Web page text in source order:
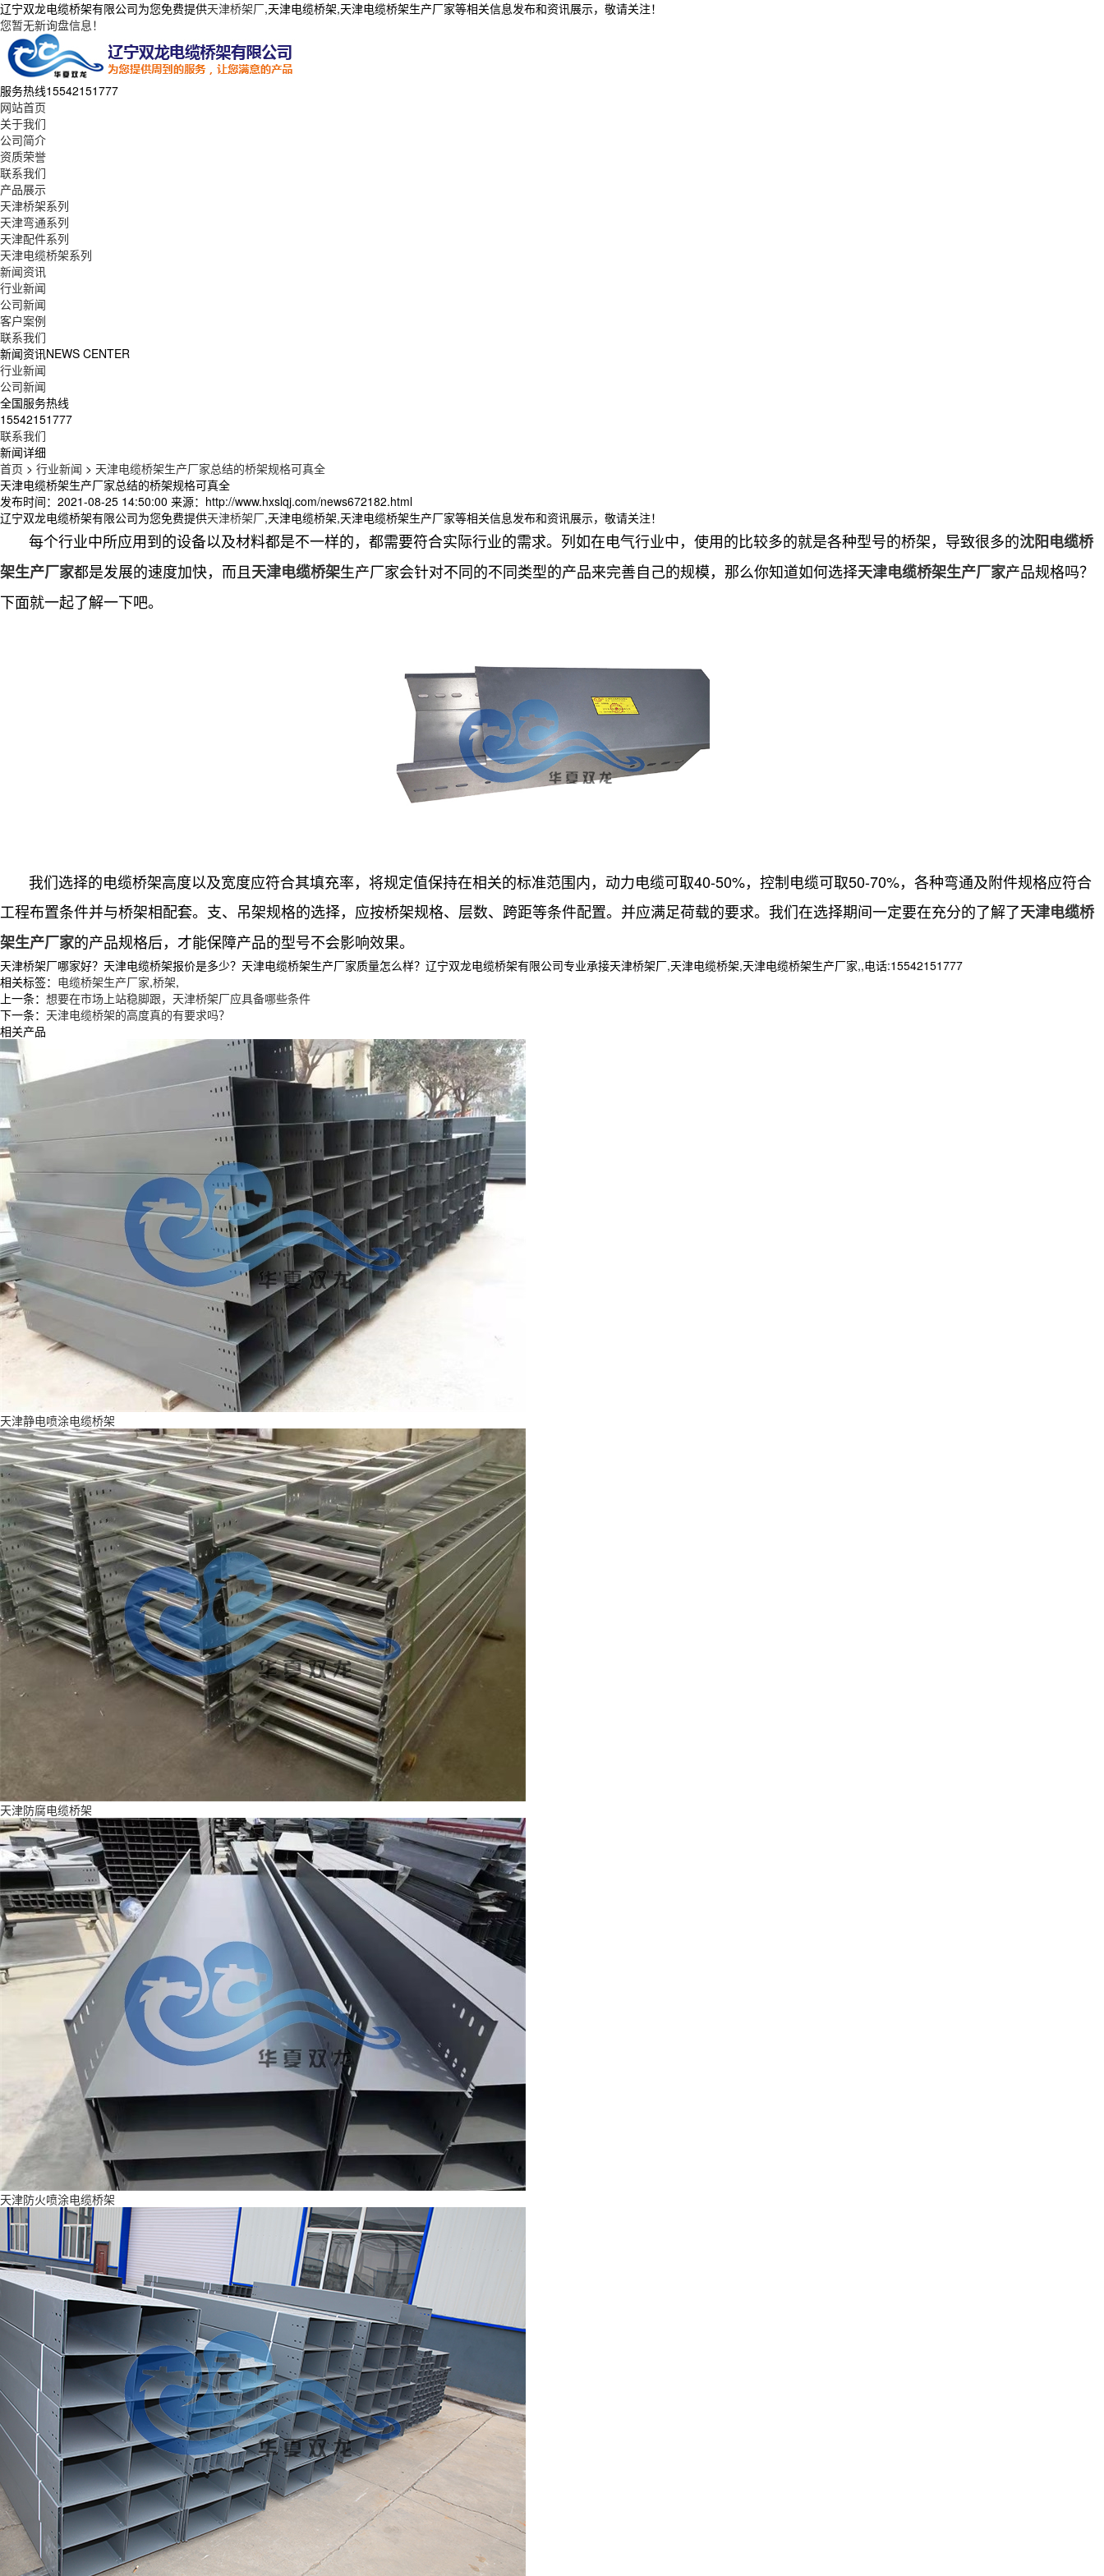
辽宁双龙电缆桥架有限公司为您免费提供天津桥架厂,天津电缆桥架,天津电缆桥架生产厂家等相关信息发布和资讯展示，敬请关注！
您暂无新询盘信息！
服务热线15542151777
网站首页
关于我们
公司简介
资质荣誉
联系我们
产品展示
天津桥架系列
天津弯通系列
天津配件系列
天津电缆桥架系列
新闻资讯
行业新闻
公司新闻
客户案例
联系我们
新闻资讯NEWS CENTER
行业新闻
公司新闻
全国服务热线
15542151777
联系我们
新闻详细
首页 > 行业新闻 > 天津电缆桥架生产厂家总结的桥架规格可真全
天津电缆桥架生产厂家总结的桥架规格可真全
发布时间：2021-08-25 14:50:00 来源：http://www.hxslqj.com/news672182.html
辽宁双龙电缆桥架有限公司为您免费提供天津桥架厂,天津电缆桥架,天津电缆桥架生产厂家等相关信息发布和资讯展示，敬请关注！
每个行业中所应用到的设备以及材料都是不一样的，都需要符合实际行业的需求。列如在电气行业中，使用的比较多的就是各种型号的桥架，导致很多的沈阳电缆桥
架生产厂家都是发展的速度加快，而且天津电缆桥架生产厂家会针对不同的不同类型的产品来完善自己的规模，那么你知道如何选择天津电缆桥架生产厂家产品规格吗？
下面就一起了解一下吧。
我们选择的电缆桥架高度以及宽度应符合其填充率，将规定值保持在相关的标准范围内，动力电缆可取40-50%，控制电缆可取50-70%，各种弯通及附件规格应符合
工程布置条件并与桥架相配套。支、吊架规格的选择，应按桥架规格、层数、跨距等条件配置。并应满足荷载的要求。我们在选择期间一定要在充分的了解了天津电缆桥
架生产厂家的产品规格后，才能保障产品的型号不会影响效果。
天津桥架厂哪家好？天津电缆桥架报价是多少？天津电缆桥架生产厂家质量怎么样？辽宁双龙电缆桥架有限公司专业承接天津桥架厂,天津电缆桥架,天津电缆桥架生产厂家,,电话:15542151777
相关标签： 电缆桥架生产厂家,桥架,
上一条： 想要在市场上站稳脚跟，天津桥架厂应具备哪些条件
下一条： 天津电缆桥架的高度真的有要求吗？
相关产品
天津静电喷涂电缆桥架
天津防腐电缆桥架
天津防火喷涂电缆桥架